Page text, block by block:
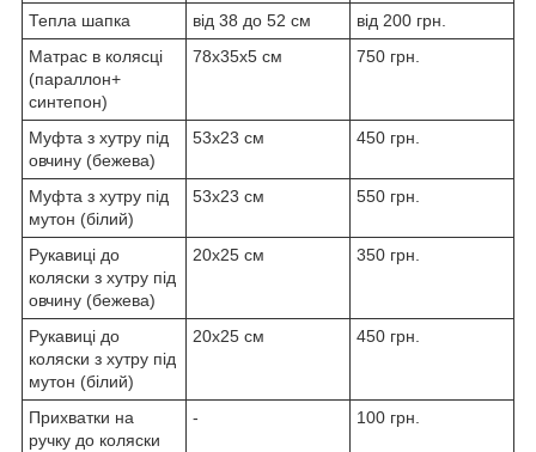
Тепла шапка
від 38 до 52 см
від 200 грн.
Матрас в колясці
(параллон+
синтепон)
78x35x5 см 750 грн.
Муфта з хутру під
овчину (бежева)
53х23 см 450 грн.
Муфта з хутру під
мутон (білий)
53х23 см 550 грн.
Рукавиці до
коляски з хутру під
овчину (бежева)
20х25 см 350 грн.
Рукавиці до
коляски з хутру під
мутон (білий)
20х25 см 450 грн.
Прихватки на
ручку до коляски
- 100 грн.